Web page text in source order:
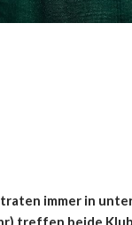
immer in
treffen beide